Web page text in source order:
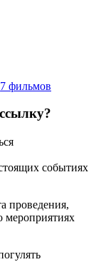
7 фильмов
событиях
проведения,
мероприятиях